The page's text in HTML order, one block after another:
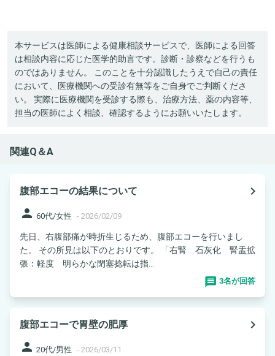
本サービスは医師による健康相談サービスで、医師による回答
は相談内容に応じた医学的助言です。診断・診察などを行うも
のではありません。 このことを十分認識したうえで自己の責任
において、医療機関への受診有無等をご自身でご判断くださ
い。 実際に医療機関を受診する際も、治療方法、薬の内容等、
担当の医師によく相談、確認するようにお願いいたします。
関連Q＆A
腹部エコーの結果について
navigate_next
person 60代/女性 - 2026/02/09
先日、右腹部痛が時折生じるため、腹部エコーを行いまし
た。 その所見は以下のとおりです。 「右腎 石灰化 腎盂拡
張：軽度 明らかな閉塞捻転は指...
3名が回答
腹部エコーで胃壁の肥厚
navigate_next
person 20代/男性 - 2026/03/11